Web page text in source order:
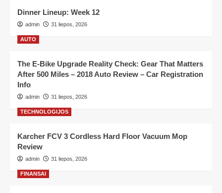
Dinner Lineup: Week 12
admin 31 liepos, 2026
AUTO
The E-Bike Upgrade Reality Check: Gear That Matters
After 500 Miles – 2018 Auto Review – Car Registration
Info
admin 31 liepos, 2026
TECHNOLOGIJOS
Karcher FCV 3 Cordless Hard Floor Vacuum Mop
Review
admin 31 liepos, 2026
FINANSAI